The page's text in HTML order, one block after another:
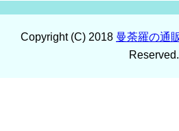
Copyright (C) 2018 曼荼羅の通
Reserved.